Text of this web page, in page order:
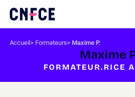
contenu
à
Logo
site
Accueil Formateurs Maxime P.
Maxime
FORMATEUR.RICE